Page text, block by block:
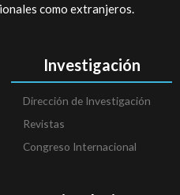
como extranjeros.
Investigación
Dirección de Investigación
Revistas
Congreso Internacional